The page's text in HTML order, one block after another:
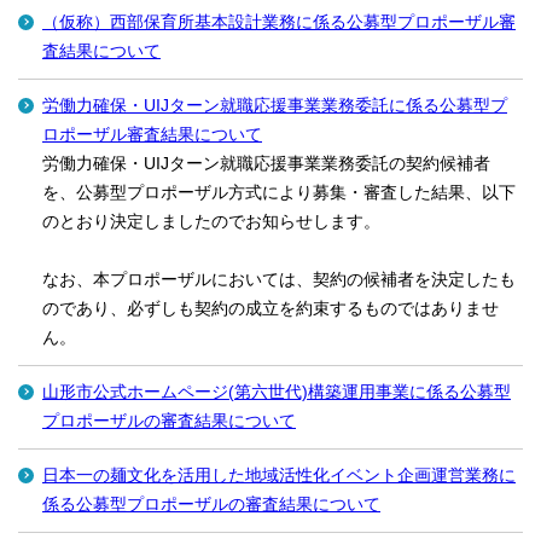
（仮称）西部保育所基本設計業務に係る公募型プロポーザル審
査結果について
労働力確保・UIJターン就職応援事業業務委託に係る公募型プ
ロポーザル審査結果について
労働力確保・UIJターン就職応援事業業務委託の契約候補者
を、公募型プロポーザル方式により募集・審査した結果、以下
のとおり決定しましたのでお知らせします。
なお、本プロポーザルにおいては、契約の候補者を決定したも
のであり、必ずしも契約の成立を約束するものではありませ
ん。
山形市公式ホームページ(第六世代)構築運用事業に係る公募型
プロポーザルの審査結果について
日本一の麺文化を活用した地域活性化イベント企画運営業務に
係る公募型プロポーザルの審査結果について